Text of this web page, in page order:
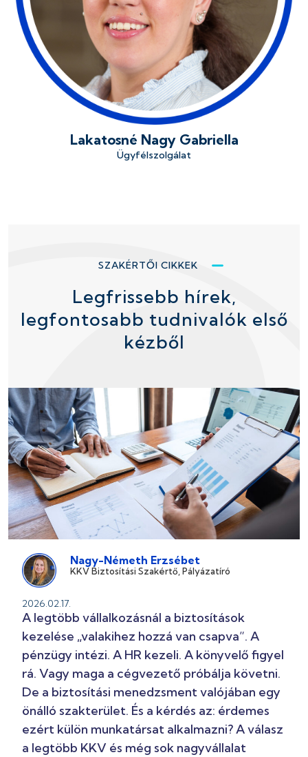
Lakatosné Nagy Gabriella
Ügyfélszolgálat
SZAKÉRTŐI CIKKEK
Legfrissebb hírek,
legfontosabb tudnivalók első
kézből
Nagy-Németh Erzsébet
KKV Biztosítási Szakértő, Pályázatíró
2026.02.17.
A legtöbb vállalkozásnál a biztosítások
kezelése „valakihez hozzá van csapva”. A
pénzügy intézi. A HR kezeli. A könyvelő figyel
rá. Vagy maga a cégvezető próbálja követni.
De a biztosítási menedzsment valójában egy
önálló szakterület. És a kérdés az: érdemes
ezért külön munkatársat alkalmazni? A válasz
a legtöbb KKV és még sok nagyvállalat